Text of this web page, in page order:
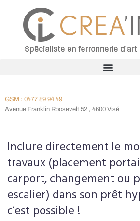
GSM : 0477 89 94 49
Avenue Franklin Roosevelt 52 , 4600 Visé
Inclure directement le
travaux (placement
carport, changement ou
escalier) dans son prêt
c’est possible !